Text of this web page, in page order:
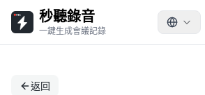
秒聽錄音
一鍵生成會議記錄
返回